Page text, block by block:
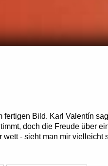
fertigen Bild. Karl Valentín
doch die Freude über
- sieht man mir vielleicht